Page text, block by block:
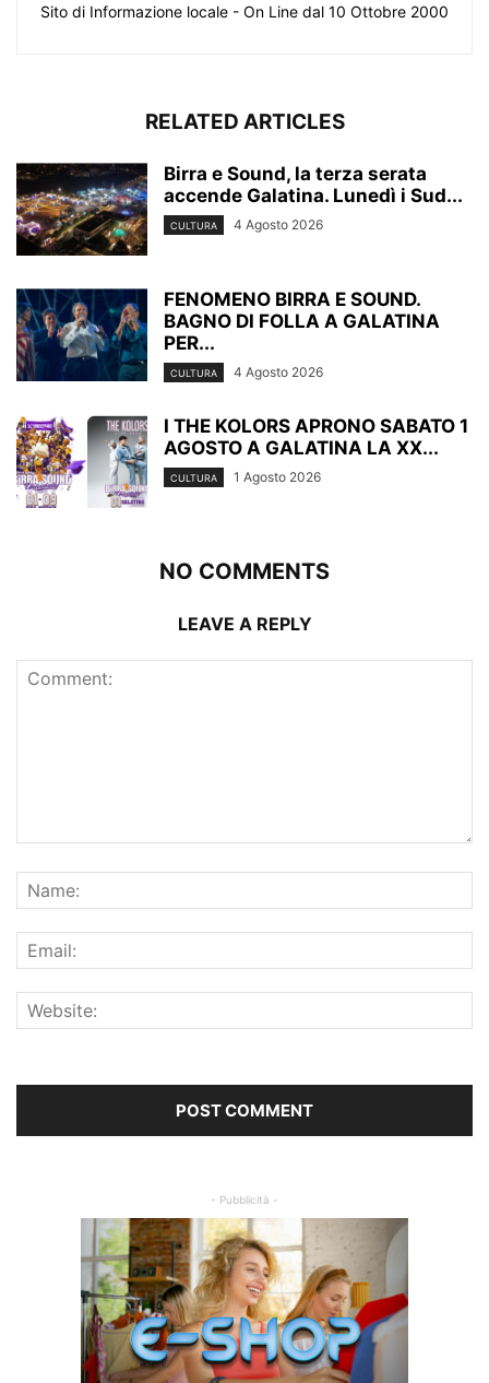
Sito di Informazione locale - On Line dal 10 Ottobre 2000
RELATED ARTICLES
Birra e Sound, la terza serata
accende Galatina. Lunedì i Sud...
CULTURA 4 Agosto 2026
FENOMENO BIRRA E SOUND.
BAGNO DI FOLLA A GALATINA
PER...
CULTURA 4 Agosto 2026
I THE KOLORS APRONO SABATO 1
AGOSTO A GALATINA LA XX...
CULTURA 1 Agosto 2026
NO COMMENTS
LEAVE A REPLY
- Pubblicità -